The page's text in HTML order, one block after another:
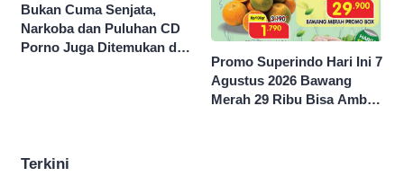
Bukan Cuma Senjata,
Narkoba dan Puluhan CD
Porno Juga Ditemukan di
Promo Superindo Hari Ini 7
Agustus 2026 Bawang
Merah 29 Ribu Bisa Ambil
Terkini